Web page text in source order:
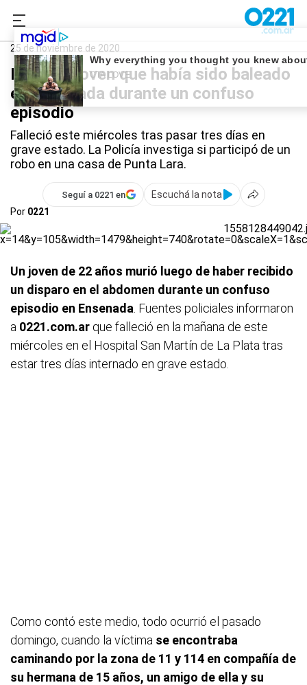
0221.com.ar
25 de noviembre de 2020
Murió el joven que había sido baleado
en Ensenada durante un confuso
episodio
Falleció este miércoles tras pasar tres días en
grave estado. La Policía investiga si participó de un
robo en una casa de Punta Lara.
Seguí a 0221 en
Escuchá la nota
Por 0221
Un joven de 22 años murió luego de haber recibido
un disparo en el abdomen durante un confuso
episodio en Ensenada . Fuentes policiales informaron
a 0221.com.ar que falleció en la mañana de este
miércoles en el Hospital San Martín de La Plata tras
estar tres días internado en grave estado.
Como contó este medio, todo ocurrió el pasado
domingo, cuando la víctima se encontraba
caminando por la zona de 11 y 114 en compañía de
su hermana de 15 años, un amigo de ella y su